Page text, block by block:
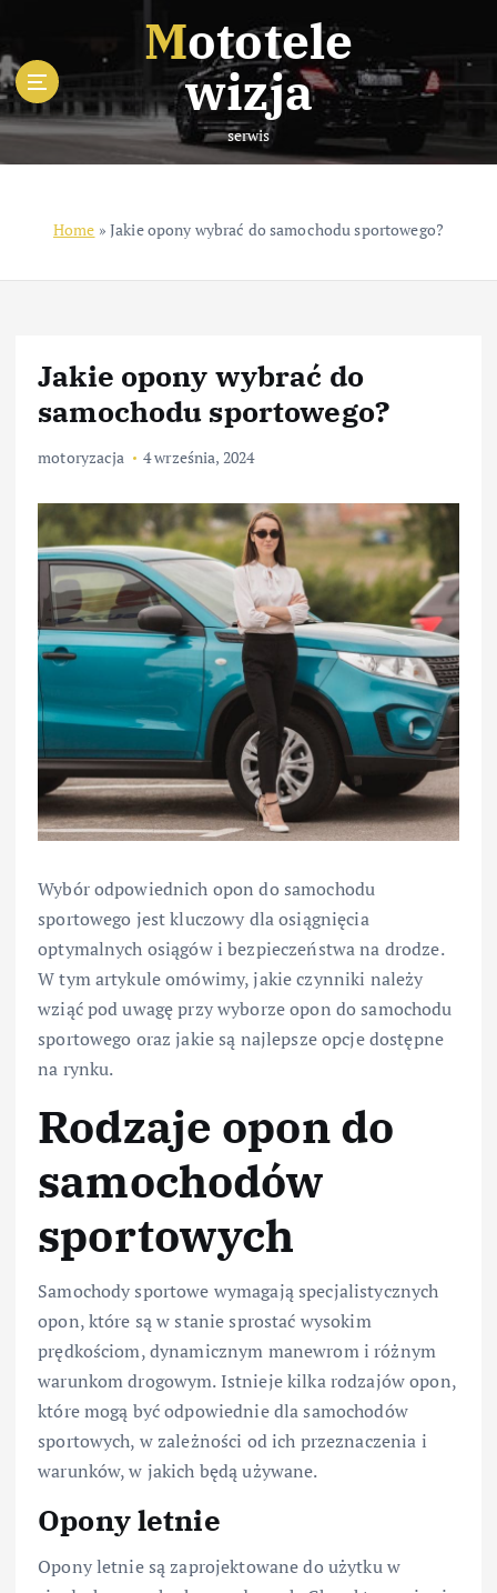
i
p
t
o
c
Mototele
wizja
serwis
Home » Jakie opony wybrać do samochodu sportowego?
Jakie opony wybrać do
samochodu sportowego?
motoryzacja 4 września, 2024
Wybór odpowiednich opon do samochodu
sportowego jest kluczowy dla osiągnięcia
optymalnych osiągów i bezpieczeństwa na drodze.
W tym artykule omówimy, jakie czynniki należy
wziąć pod uwagę przy wyborze opon do samochodu
sportowego oraz jakie są najlepsze opcje dostępne
na rynku.
Rodzaje opon do
samochodów
sportowych
Samochody sportowe wymagają specjalistycznych
opon, które są w stanie sprostać wysokim
prędkościom, dynamicznym manewrom i różnym
warunkom drogowym. Istnieje kilka rodzajów opon,
które mogą być odpowiednie dla samochodów
sportowych, w zależności od ich przeznaczenia i
warunków, w jakich będą używane.
Opony letnie
Opony letnie są zaprojektowane do użytku w